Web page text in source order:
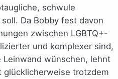
schwule
Da Bobby fest davon
zwischen LGBTQ+-
und komplexer sind,
wünschen, lehnt
glücklicherweise trotzdem